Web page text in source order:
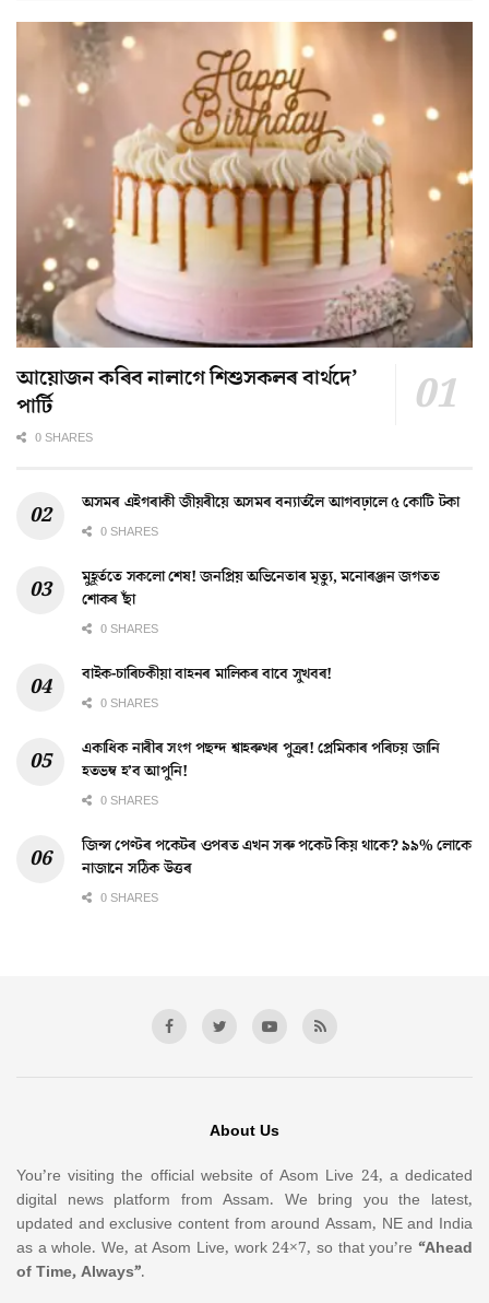
আয়োজন কৰিব নালাগে শিশুসকলৰ বাৰ্থদে’
পাৰ্টি
0 SHARES
অসমৰ এইগৰাকী জীয়ৰীয়ে অসমৰ বন্যাৰ্তলৈ আগবঢ়ালে ৫ কোটি টকা
0 SHARES
মুহূৰ্ততে সকলো শেষ! জনপ্ৰিয় অভিনেতাৰ মৃত্যু, মনোৰঞ্জন জগতত
শোকৰ ছাঁ
0 SHARES
বাইক-চাৰিচকীয়া বাহনৰ মালিকৰ বাবে সুখবৰ!
0 SHARES
একাধিক নাৰীৰ সংগ পছন্দ শ্বাহৰুখৰ পুত্ৰৰ! প্ৰেমিকাৰ পৰিচয় জানি
হতভম্ব হ’ব আপুনি!
0 SHARES
জিন্স পেণ্টৰ পকেটৰ ওপৰত এখন সৰু পকেট কিয় থাকে? ৯৯% লোকে
নাজানে সঠিক উত্তৰ
0 SHARES
About Us
You’re visiting the official website of Asom Live 24, a dedicated
digital news platform from Assam. We bring you the latest,
updated and exclusive content from around Assam, NE and India
as a whole. We, at Asom Live, work 24×7, so that you’re “Ahead
of Time, Always”.